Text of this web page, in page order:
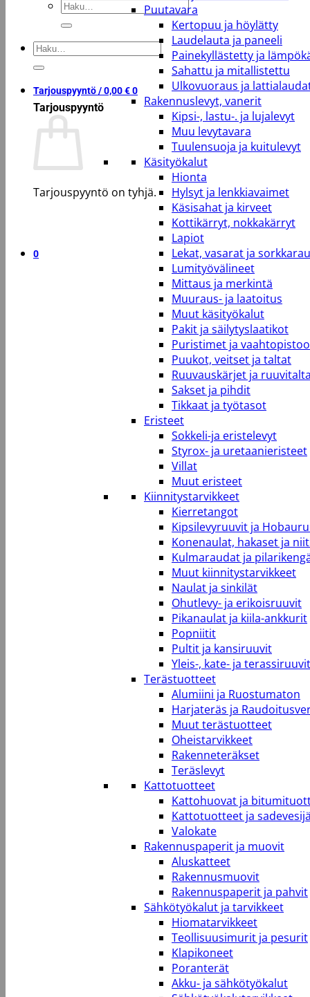
Etsi:
Etsi:
Tarjouspyyntö /0,00€0
Tarjouspyyntö
Tarjouspyyntö on tyhjä.
0
Puutavara
Kertopuu ja höylätty
Laudelauta ja paneeli
Painekyllästetty ja
Sahattu ja mitallistettu
Ulkovuoraus ja
Rakennuslevyt, vanerit
Kipsi-, lastu-. ja lujalevyt
Muu levytavara
Tuulensuoja ja kuitulevyt
Käsityökalut
Hionta
Hylsyt ja lenkkiavaimet
Käsisahat ja kirveet
Kottikärryt, nokkakärryt
Lapiot
Lekat, vasarat ja
Lumityövälineet
Mittaus ja merkintä
Muuraus- ja laatoitus
Muut käsityökalut
Pakit ja säilytyslaatikot
Puristimet ja
Puukot, veitset ja taltat
Ruuvauskärjet ja
Sakset ja pihdit
Tikkaat ja työtasot
Eristeet
Sokkeli-ja eristelevyt
Styrox- ja uretaanieristeet
Villat
Muut eristeet
Kiinnitystarvikkeet
Kierretangot
Kipsilevyruuvit ja
Konenaulat, hakaset ja
Kulmaraudat ja
Muut kiinnitystarvikkeet
Naulat ja sinkilät
Ohutlevy- ja erikoisruuvit
Pikanaulat ja kiila-ankkurit
Popniitit
Pultit ja kansiruuvit
Yleis-, kate- ja terassiruuvit
Terästuotteet
Alumiini ja Ruostumaton
Harjateräs ja
Muut terästuotteet
Oheistarvikkeet
Rakenneteräkset
Teräslevyt
Kattotuotteet
Kattohuovat ja
Kattotuotteet ja
Valokate
Rakennuspaperit ja muovit
Aluskatteet
Rakennusmuovit
Rakennuspaperit ja pahvit
Sähkötyökalut ja tarvikkeet
Hiomatarvikkeet
Teollisuusimurit ja pesurit
Klapikoneet
Poranterät
Akku- ja sähkötyökalut